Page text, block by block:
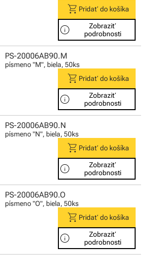
shopping_cart Pridať do košíka
info
Zobraziť
podrobnosti
PS-20006AB90.M
písmeno "M", biela, 50ks
shopping_cart Pridať do košíka
info
Zobraziť
podrobnosti
PS-20006AB90.N
písmeno "N", biela, 50ks
shopping_cart Pridať do košíka
info
Zobraziť
podrobnosti
PS-20006AB90.O
písmeno "O", biela, 50ks
shopping_cart Pridať do košíka
info
Zobraziť
podrobnosti